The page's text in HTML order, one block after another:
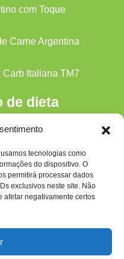
tecnologias como
do dispositivo. O
permitirá processar dados
exclusivos neste site. Não
afetar negativamente certos
com Toque
Carne Argentina
Italiana TM7
de dieta